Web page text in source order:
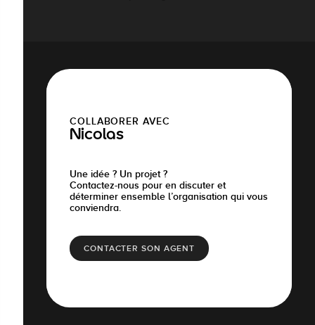
COLLABORER AVEC
Nicolas
Une idée ? Un projet ?
Contactez-nous pour en discuter et
déterminer ensemble l’organisation qui vous
conviendra.
CONTACTER SON AGENT